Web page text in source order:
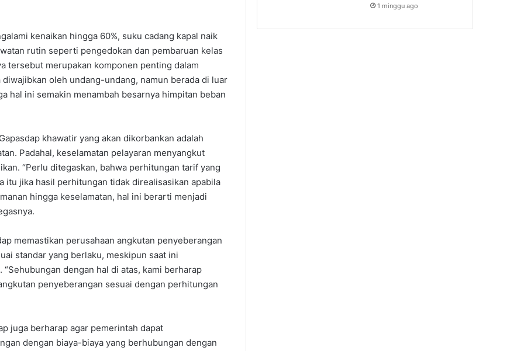
kenaikan hingga 60%, suku cadang kapal naik
rutin seperti pengedokan dan pembaruan kelas
tersebut merupakan komponen penting dalam
oleh undang-undang, namun berada di luar
hal ini semakin menambah besarnya himpitan beban
khawatir yang akan dikorbankan adalah
Padahal, keselamatan pelayaran menyangkut
“Perlu ditegaskan, bahwa perhitungan tarif yang
itu jika hasil perhitungan tidak direalisasikan apabila
hingga keselamatan, hal ini berarti menjadi
memastikan perusahaan angkutan penyeberangan
standar yang berlaku, meskipun saat ini
dengan hal di atas, kami berharap
penyeberangan sesuai dengan perhitungan
juga berharap agar pemerintah dapat
dengan biaya-biaya yang berhubungan dengan
1 minggu ago